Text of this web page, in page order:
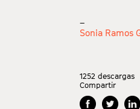
_
Sonia Ramos
1252 descargas
Compartir